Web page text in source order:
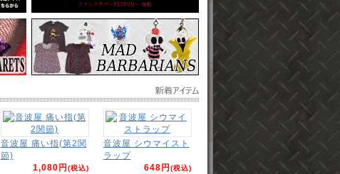
音波屋 痛い指(第2関
節)
1,080円(税込)
音波屋 シウマイスト
ラップ
648円(税込)